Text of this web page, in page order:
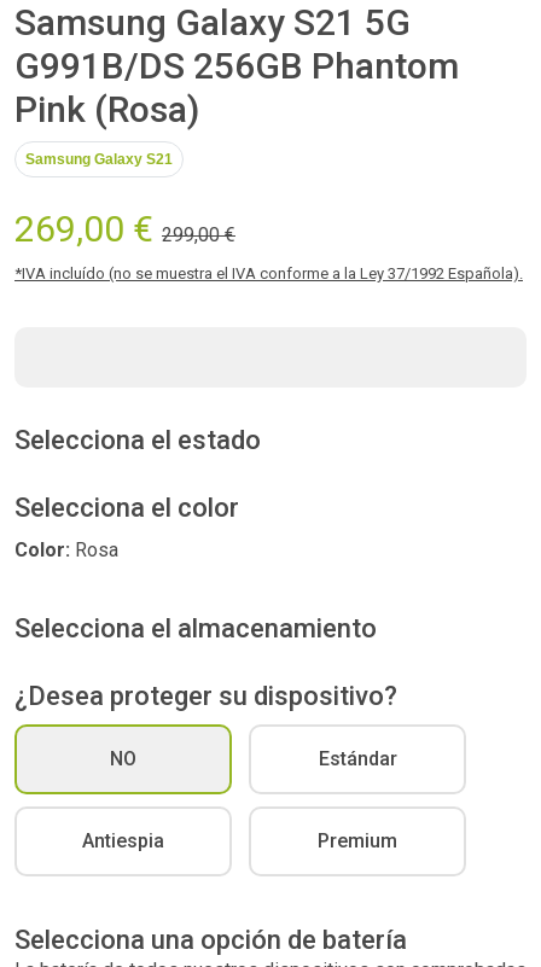
Samsung Galaxy S21 5G
G991B/DS 256GB Phantom
Pink (Rosa)
Samsung Galaxy S21
269,00 € 299,00 €
*IVA incluído (no se muestra el IVA conforme a la Ley 37/1992 Española).
Selecciona el estado
Selecciona el color
Color: Rosa
Selecciona el almacenamiento
¿Desea proteger su dispositivo?
NO Estándar
Antiespia Premium
Selecciona una opción de batería